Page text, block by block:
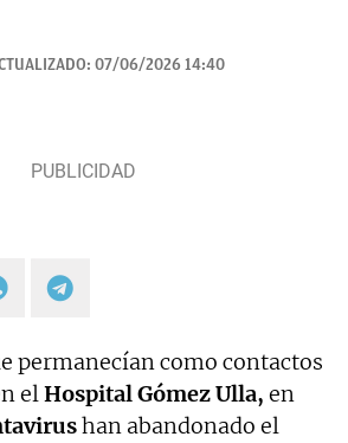
07/06/2026 14:40
permanecían como contactos
elHospital Gómez Ulla, en
han abandonado el